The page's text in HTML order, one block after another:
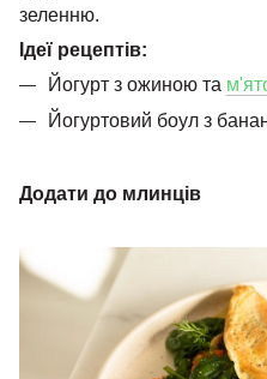
зеленню.
Ідеї ​​рецептів:
Йогурт з ожиною та
Йогуртовий боул з
Додати до млинців